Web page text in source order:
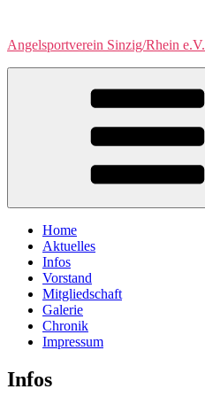
springen
Angelsportverein Sinzig/Rhein e.V.
Home
Aktuelles
Infos
Vorstand
Mitgliedschaft
Galerie
Chronik
Impressum
Infos